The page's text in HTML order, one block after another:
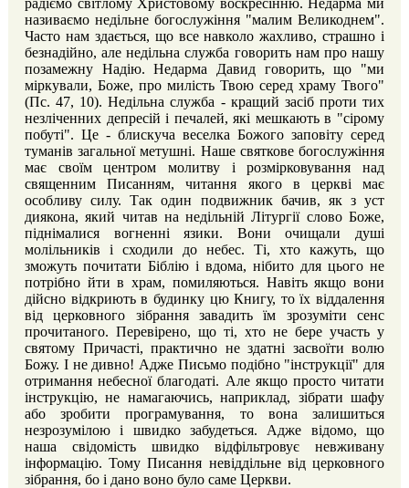
радіємо світлому Христовому воскресінню. Недарма ми
називаємо недільне богослужіння "малим Великоднем".
Часто нам здається, що все навколо жахливо, страшно і
безнадійно, але недільна служба говорить нам про нашу
позамежну Надію. Недарма Давид говорить, що "ми
міркували, Боже, про милість Твою серед храму Твого"
(Пс. 47, 10). Недільна служба - кращий засіб проти тих
незліченних депресій і печалей, які мешкають в "сірому
побуті". Це - блискуча веселка Божого заповіту серед
туманів загальної метушні. Наше святкове богослужіння
має своїм центром молитву і розмірковування над
священним Писанням, читання якого в церкві має
особливу силу. Так один подвижник бачив, як з уст
диякона, який читав на недільній Літургії слово Боже,
піднімалися вогненні язики. Вони очищали душі
молільників і сходили до небес. Ті, хто кажуть, що
зможуть почитати Біблію і вдома, нібито для цього не
потрібно йти в храм, помиляються. Навіть якщо вони
дійсно відкриють в будинку цю Книгу, то їх віддалення
від церковного зібрання завадить їм зрозуміти сенс
прочитаного. Перевірено, що ті, хто не бере участь у
святому Причасті, практично не здатні засвоїти волю
Божу. І не дивно! Адже Письмо подібно "інструкції" для
отримання небесної благодаті. Але якщо просто читати
інструкцію, не намагаючись, наприклад, зібрати шафу
або зробити програмування, то вона залишиться
незрозумілою і швидко забудеться. Адже відомо, що
наша свідомість швидко відфільтровує невживану
інформацію. Тому Писання невіддільне від церковного
зібрання, бо і дано воно було саме Церкви.